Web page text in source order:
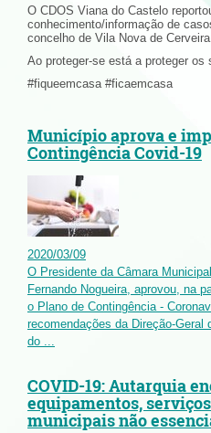
O CDOS Viana do Castelo
conhecimento/informação de
concelho de Vila Nova de
Ao proteger-se está a proteger os
#fiqueemcasa #ficaemcasa
Município aprova e
Contingência Covid-19
2020/03/09
O Presidente da Câmara
Fernando Nogueira, aprovou, na
o Plano de Contingência -
recomendações da Direção-Geral
do ...
COVID-19: Autarquia
equipamentos,
municipais não